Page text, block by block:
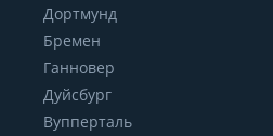
Дортмунд
Бремен
Ганновер
Дуйсбург
Вупперталь